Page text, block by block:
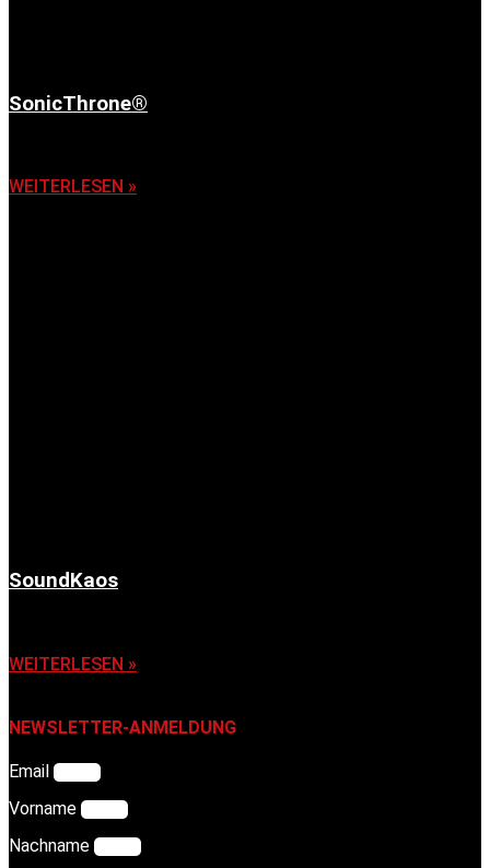
SonicThrone®
WEITERLESEN »
SoundKaos
WEITERLESEN »
NEWSLETTER-ANMELDUNG
Email
Vorname
Nachname